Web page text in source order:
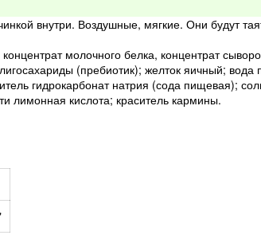
внутри. Воздушные, мягкие. Они будут
молочного белка, концентрат
(пребиотик); желток яичный;
гидрокарбонат натрия (сода пищевая);
лимонная кислота; краситель кармины.